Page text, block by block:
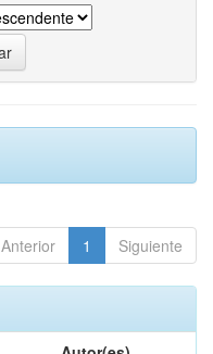
Anterior 1 Siguiente